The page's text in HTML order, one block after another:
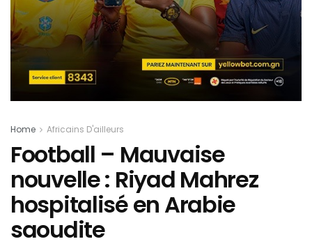
Home Africains D'ailleurs
Football – Mauvaise
nouvelle : Riyad Mahrez
hospitalisé en Arabie
saoudite